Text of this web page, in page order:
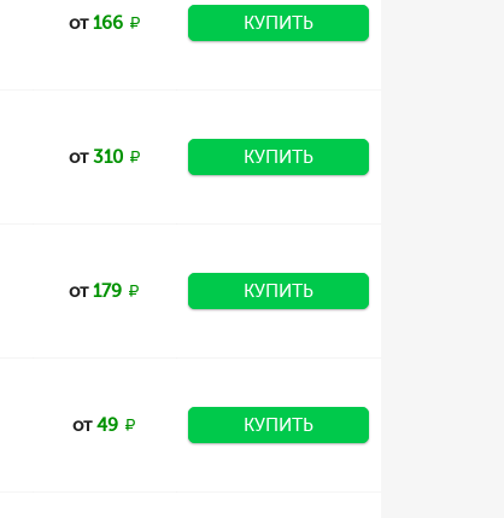
от166 КУПИТЬ
от310 КУПИТЬ
от179 КУПИТЬ
от49 КУПИТЬ